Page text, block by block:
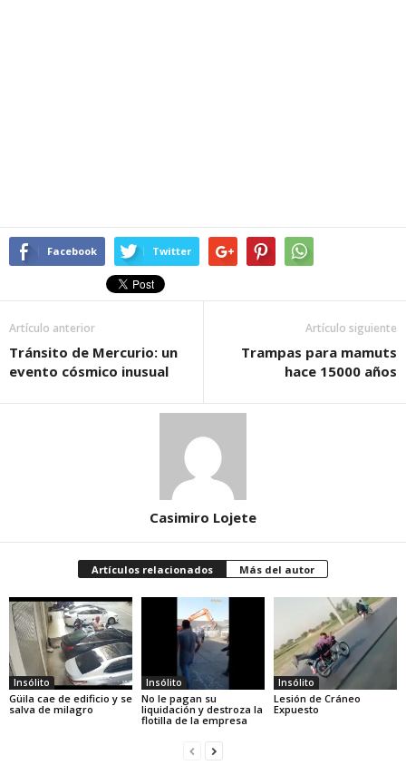
Facebook Twitter
Artículo anterior
Tránsito de Mercurio: un
evento cósmico inusual
Artículo siguiente
Trampas para mamuts
hace 15000 años
Casimiro Lojete
Artículos relacionados Más del autor
Insólito
Güila cae de edificio y se
salva de milagro
Insólito
No le pagan su
liquidación y destroza la
flotilla de la empresa
Insólito
Lesión de Cráneo
Expuesto